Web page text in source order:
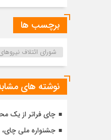
برچسب ها
شورای ائتلاف
نوشته های
چای فراتر از یک
جشنواره ملی چای،